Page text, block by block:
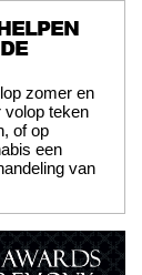
zomer en
volop teken
of op
een
van